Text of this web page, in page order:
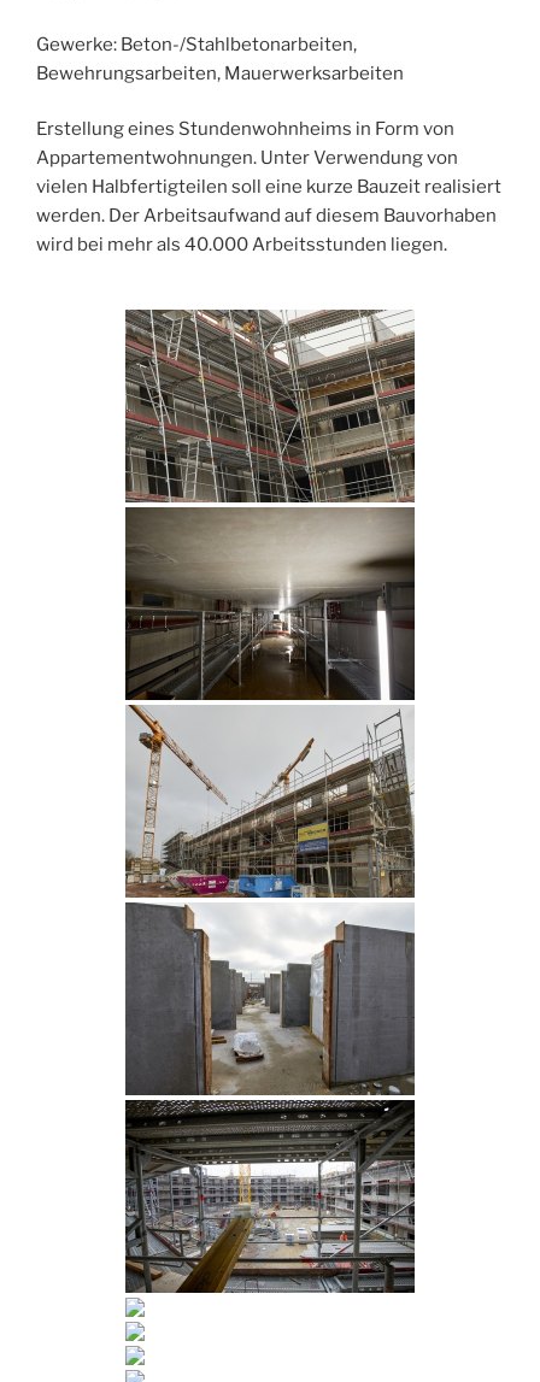
Gewerke: Beton-/Stahlbetonarbeiten,
Bewehrungsarbeiten, Mauerwerksarbeiten
Erstellung eines Stundenwohnheims in Form von
Appartementwohnungen. Unter Verwendung von
vielen Halbfertigteilen soll eine kurze Bauzeit realisiert
werden. Der Arbeitsaufwand auf diesem Bauvorhaben
wird bei mehr als 40.000 Arbeitsstunden liegen.